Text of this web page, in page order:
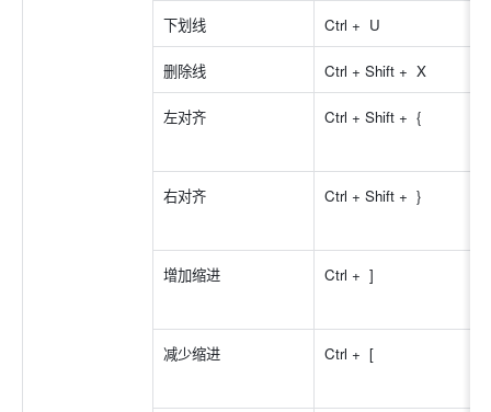
下划线 Ctrl +  U
删除线 Ctrl + Shift +  X
左对齐 Ctrl + Shift +  {
右对齐 Ctrl + Shift +  }
增加缩进 Ctrl +  ]
减少缩进 Ctrl +  [